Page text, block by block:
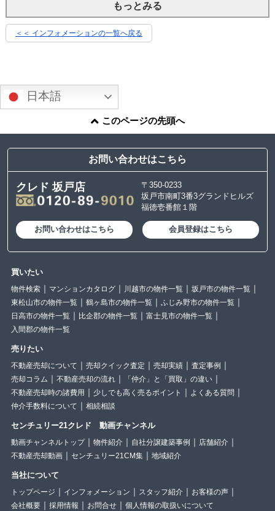
もっとみる
＜＜ インフォメーションの一覧へ戻る
日本語
このページの先頭へ
お問い合わせはこちら
クレド 坂戸店
〒350-0233
坂戸市南町3番3グランドヒルズ
福徳壱番館１階
お問い合わせはこちら 会員登録はこちら
買いたい
物件検索 マンションカタログ 川越市の物件一覧
坂戸市の物件一覧
東松山市の物件一覧
鶴ヶ島市の物件一覧
ふじみ野市の物件一覧
日高市の物件一覧
比企郡の物件一覧
富士見市の物件一覧
入間郡の物件一覧
売りたい
不動産売却について 売却クイック査定 売却実績
査定事例
売却コラム
不動産売却の流れ
「仲介」と「買取」の違い
不動産売却時の諸費用
少しでも高く売るポイント
よくある質問
仲介手数料について
相続相談
センチュリー21クレド 動画チャンネル
動画チャンネルトップ 物件紹介 自社分譲建築事例
店舗紹介
不動産売却動画
センチュリー21CM集 地域紹介
当社について
トップページ インフォメーション スタッフ紹介
お客様の声
会社概要
採用情報 お問合せ 個人情報の取扱いについて